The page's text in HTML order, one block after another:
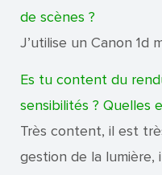
de scènes ?
J’utilise un Canon 1d
Es tu content du
sensibilités ? Quelles
Très content, il est
gestion de la lumière,